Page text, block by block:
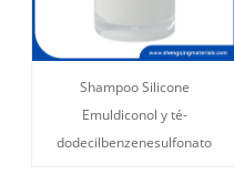
Shampoo Silicone
Emuldiconol y té-
dodecilbenzenesulfonato